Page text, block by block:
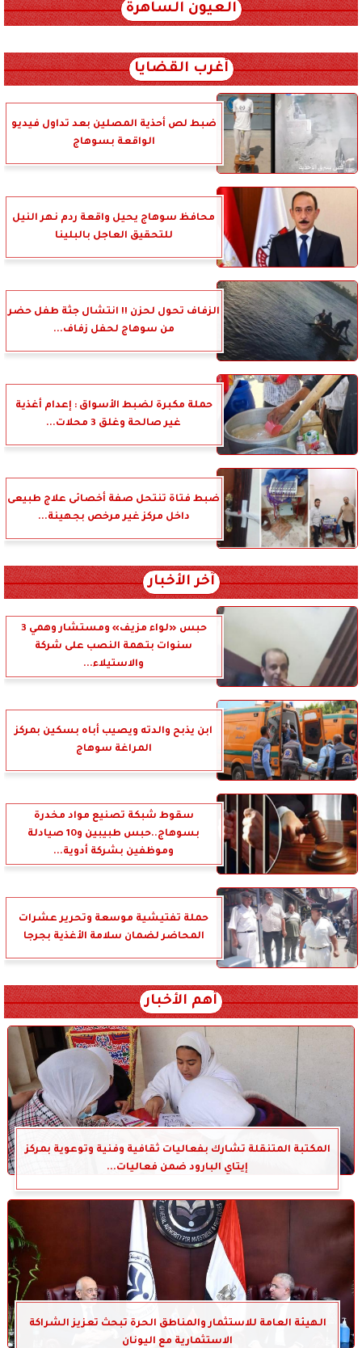
العيون الساهرة
أغرب القضايا
ضبط لص أحذية المصلين بعد تداول فيديو
الواقعة بسوهاج
محافظ سوهاج يحيل واقعة ردم نهر النيل
للتحقيق العاجل بالبلينا
الزفاف تحول لحزن !! انتشال جثة طفل حضر
من سوهاج لحفل زفاف...
حملة مكبرة لضبط الأسواق : إعدام أغذية
غير صالحة وغلق 3 محلات...
ضبط فتاة تنتحل صفة أخصائى علاج طبيعى
داخل مركز غير مرخص بجهينة...
آخر الأخبار
حبس «لواء مزيف» ومستشار وهمي 3
سنوات بتهمة النصب على شركة
والاستيلاء...
ابن يذبح والدته ويصيب أباه بسكين بمركز
المراغة سوهاج
سقوط شبكة تصنيع مواد مخدرة
بسوهاج..حبس طبيبين و10 صيادلة
وموظفين بشركة أدوية...
حملة تفتيشية موسعة وتحرير عشرات
المحاضر لضمان سلامة الأغذية بجرجا
أهم الأخبار
المكتبة المتنقلة تشارك بفعاليات ثقافية وفنية وتوعوية بمركز
إيتاي البارود ضمن فعاليات...
الهيئة العامة للاستثمار والمناطق الحرة تبحث تعزيز الشراكة
الاستثمارية مع اليونان